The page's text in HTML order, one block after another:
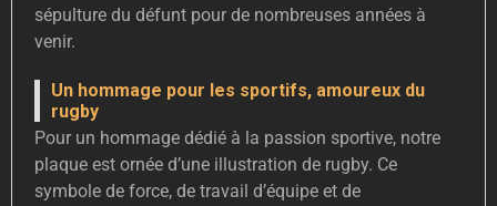
sépulture du défunt pour de nombreuses années à
venir.
Un hommage pour les sportifs, amoureux du
rugby
Pour un hommage dédié à la passion sportive, notre
plaque est ornée d’une illustration de rugby. Ce
symbole de force, de travail d’équipe et de